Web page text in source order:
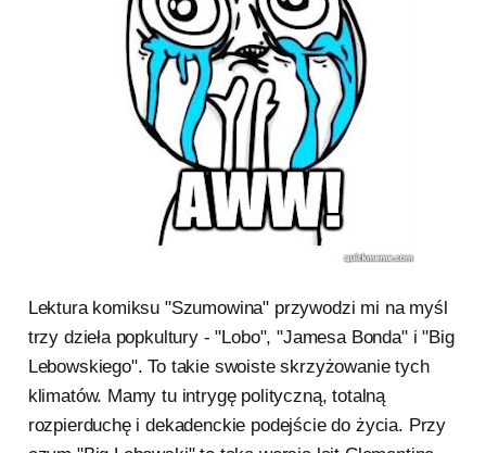
Lektura komiksu "Szumowina" przywodzi mi na myśl
trzy dzieła popkultury - "Lobo", "Jamesa Bonda" i "Big
Lebowskiego". To takie swoiste skrzyżowanie tych
klimatów. Mamy tu intrygę polityczną, totalną
rozpierduchę i dekadenckie podejście do życia. Przy